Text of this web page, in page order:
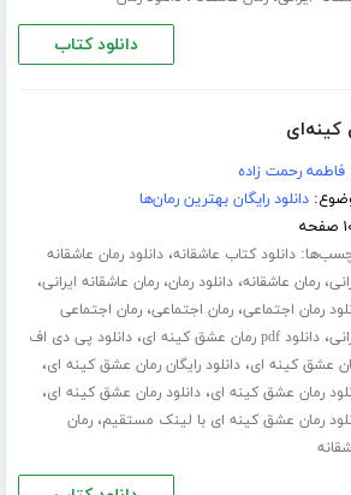
دانلود کتاب
کینه‌ای
فاطمه رحمت زاده
دانلود رایگان بهترین رمان‌ها
دانلود کتاب عاشقانه،دانلود رمان عاشقانه
،رمان عاشقانه،دانلود رمان،رمان عاشقانه ایرانی،
رمان اجتماعی،رمان اجتماعی،رمان اجتماعی
،دانلود pdf رمان عشق کینه ای ،دانلود پی دی اف
عشق کینه ای،دانلود رایگان رمان عشق کینه ای،
رمان عشق کینه ای،دانلود رمان عشق کینه ای،
رمان عشق کینه ای با لینک مستقیم،رمان